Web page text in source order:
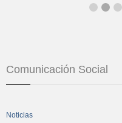
Comunicación Social
Noticias